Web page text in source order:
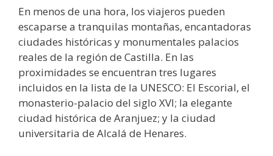
En menos de una hora, los viajeros pueden
escaparse a tranquilas montañas, encantadoras
ciudades históricas y monumentales palacios
reales de la región de Castilla. En las
proximidades se encuentran tres lugares
incluidos en la lista de la UNESCO: El Escorial, el
monasterio-palacio del siglo XVI; la elegante
ciudad histórica de Aranjuez; y la ciudad
universitaria de Alcalá de Henares.